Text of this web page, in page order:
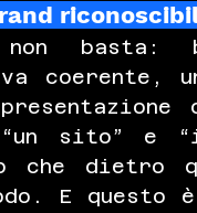
non basta:
coerente,
sito” e
che dietro
E questo